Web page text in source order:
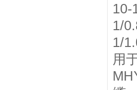
10-
1/
1/
用